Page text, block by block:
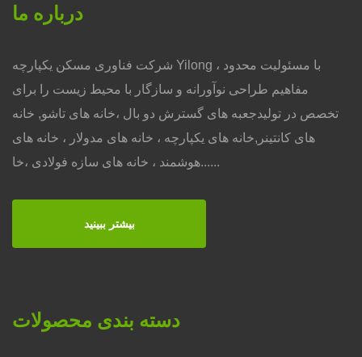
درباره ما
شرکت فناوری مسکن یکپارچه Yilong ، با مسئولیت محدود
مفاهیم طراحی نوآورانه و سازگار با محیط زیست را برای
تخصص در تولیدجعبه های گسترش دو بال ،خانه های تاشو, خانه
های کانتینر,خانه های یکپارچه ، خانه های مدولار ، خانه های
هوشمند ، خانه های سازه فولادی ،خا......
بیشتر ببینید
دسته بندی محصولات